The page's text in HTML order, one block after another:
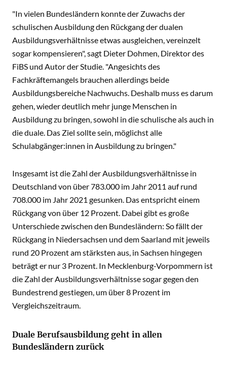
"In vielen Bundesländern konnte der Zuwachs der
schulischen Ausbildung den Rückgang der dualen
Ausbildungsverhältnisse etwas ausgleichen, vereinzelt
sogar kompensieren", sagt Dieter Dohmen, Direktor des
FiBS und Autor der Studie. "Angesichts des
Fachkräftemangels brauchen allerdings beide
Ausbildungsbereiche Nachwuchs. Deshalb muss es darum
gehen, wieder deutlich mehr junge Menschen in
Ausbildung zu bringen, sowohl in die schulische als auch in
die duale. Das Ziel sollte sein, möglichst alle
Schulabgänger:innen in Ausbildung zu bringen."
Insgesamt ist die Zahl der Ausbildungsverhältnisse in
Deutschland von über 783.000 im Jahr 2011 auf rund
708.000 im Jahr 2021 gesunken. Das entspricht einem
Rückgang von über 12 Prozent. Dabei gibt es große
Unterschiede zwischen den Bundesländern: So fällt der
Rückgang in Niedersachsen und dem Saarland mit jeweils
rund 20 Prozent am stärksten aus, in Sachsen hingegen
beträgt er nur 3 Prozent. In Mecklenburg-Vorpommern ist
die Zahl der Ausbildungsverhältnisse sogar gegen den
Bundestrend gestiegen, um über 8 Prozent im
Vergleichszeitraum.
Duale Berufsausbildung geht in allen
Bundesländern zurück